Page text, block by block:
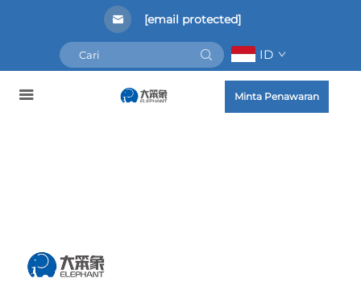
[email protected]
ID
Minta Penawaran